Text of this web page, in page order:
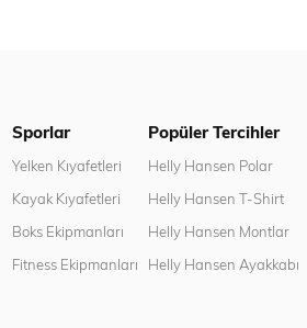
Sporlar
Yelken Kıyafetleri
Kayak Kıyafetleri
Boks Ekipmanları
Fitness Ekipmanları
Popüler Tercihler
Helly Hansen Polar
Helly Hansen T-Shirt
Helly Hansen Montlar
Helly Hansen Ayakkabı